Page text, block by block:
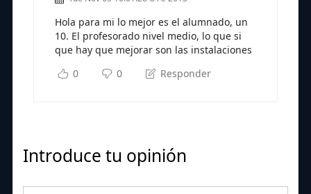
Hola para mi lo mejor es el alumnado, un
10. El profesorado nivel medio, lo que si
que hay que mejorar son las instalaciones
0
0 Responder
Introduce tu opinión